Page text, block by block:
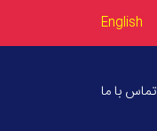
English
تماس با ما